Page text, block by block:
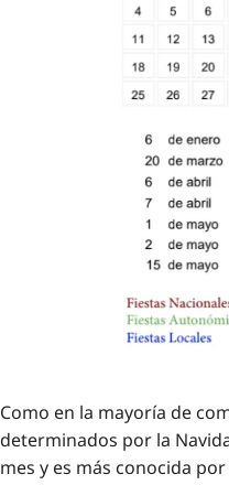
Como en la mayoría de
determinados por la
mes y es más conocida